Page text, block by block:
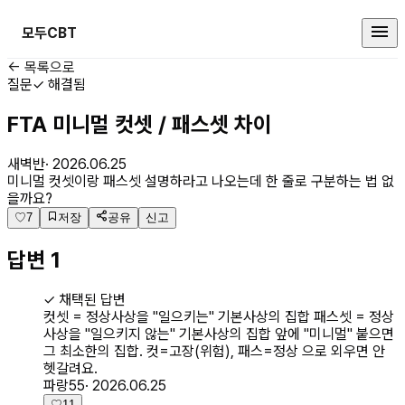
모두CBT
산업안전기사 커뮤니티
← 목록으로
질문✓ 해결됨
FTA 미니멀 컷셋 / 패스셋 차이
새벽반· 2026.06.25
미니멀 컷셋이랑 패스셋 설명하라고 나오는데 한 줄로 구분하는 법 없
을까요?
♡7 저장 공유 신고
답변 1
✓ 채택된 답변
컷셋 = 정상사상을 "일으키는" 기본사상의 집합 패스셋 = 정상
사상을 "일으키지 않는" 기본사상의 집합 앞에 "미니멀" 붙으면
그 최소한의 집합. 컷=고장(위험), 패스=정상 으로 외우면 안
헷갈려요.
파랑55· 2026.06.25